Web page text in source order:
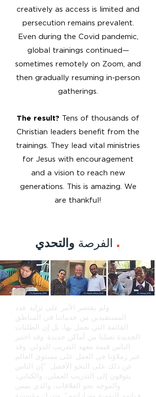
creatively as access is limited and
persecution remains prevalent.
Even during the Covid pandemic,
global trainings continued—
sometimes remotely on Zoom, and
then gradually resuming in-person
gatherings.
The result?
Tens of thousands of
Christian leaders benefit from the
trainings. They lead vital ministries
for Jesus with encouragement
and a vision to reach new
generations. This is amazing. We
are thankful!
ولم يقتصر الأمر على تزايد عدد
المستفيدين من خدماتنا في المناطق
القائمة التي نعمل بها، بل إن الطلبات
الجديدة تصلنا من أماكن جديدة. وقد اختبر
الناس قيمة معهد التدريب الدولي. وقد
عبر زملاؤنا في العمل على مستوى العالم
عن ذلك على النحو الأفضل: "إن الناس
يتوقون إلى التدريب العملي، والكتابي،
والموجه نحو العلاقات، والذي يمس
الفرصة والتحدي .